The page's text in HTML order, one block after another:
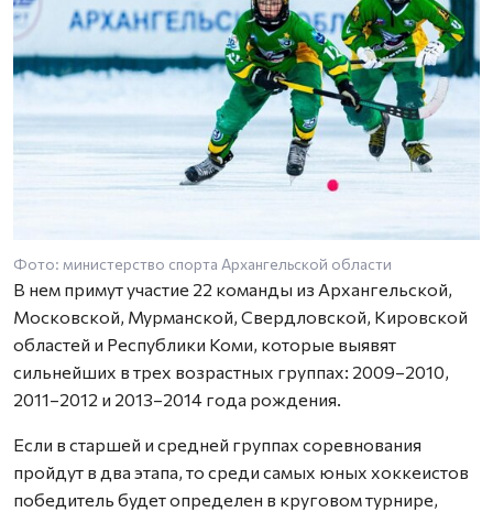
Фото: министерство спорта Архангельской области
В нем примут участие 22 команды из Архангельской,
Московской, Мурманской, Свердловской, Кировской
областей и Республики Коми, которые выявят
сильнейших в трех возрастных группах: 2009–2010,
2011–2012 и 2013–2014 года рождения.
Если в старшей и средней группах соревнования
пройдут в два этапа, то среди самых юных хоккеистов
победитель будет определен в круговом турнире,